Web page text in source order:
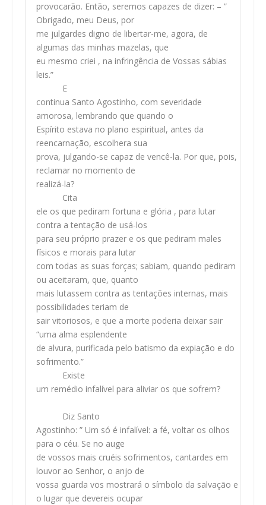
provocarão. Então, seremos capazes de dizer: – ”
Obrigado, meu Deus, por
me julgardes digno de libertar-me, agora, de
algumas das minhas mazelas, que
eu mesmo criei , na infringência de Vossas sábias
leis.”
E
continua Santo Agostinho, com severidade
amorosa, lembrando que quando o
Espírito estava no plano espiritual, antes da
reencarnação, escolhera sua
prova, julgando-se capaz de vencê-la. Por que, pois,
reclamar no momento de
realizá-la?
Cita
ele os que pediram fortuna e glória , para lutar
contra a tentação de usá-los
para seu próprio prazer e os que pediram males
físicos e morais para lutar
com todas as suas forças; sabiam, quando pediram
ou aceitaram, que, quanto
mais lutassem contra as tentações internas, mais
possibilidades teriam de
sair vitoriosos, e que a morte poderia deixar sair
“uma alma esplendente
de alvura, purificada pelo batismo da expiação e do
sofrimento.”
Existe
um remédio infalível para aliviar os que sofrem?
Diz Santo
Agostinho: ” Um só é infalível: a fé, voltar os olhos
para o céu. Se no auge
de vossos mais cruéis sofrimentos, cantardes em
louvor ao Senhor, o anjo de
vossa guarda vos mostrará o símbolo da salvação e
o lugar que devereis ocupar